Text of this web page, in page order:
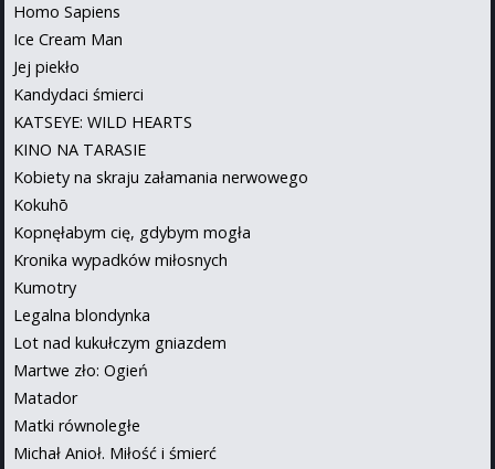
Homo Sapiens
Ice Cream Man
Jej piekło
Kandydaci śmierci
KATSEYE: WILD HEARTS
KINO NA TARASIE
Kobiety na skraju załamania nerwowego
Kokuhō
Kopnęłabym cię, gdybym mogła
Kronika wypadków miłosnych
Kumotry
Legalna blondynka
Lot nad kukułczym gniazdem
Martwe zło: Ogień
Matador
Matki równoległe
Michał Anioł. Miłość i śmierć